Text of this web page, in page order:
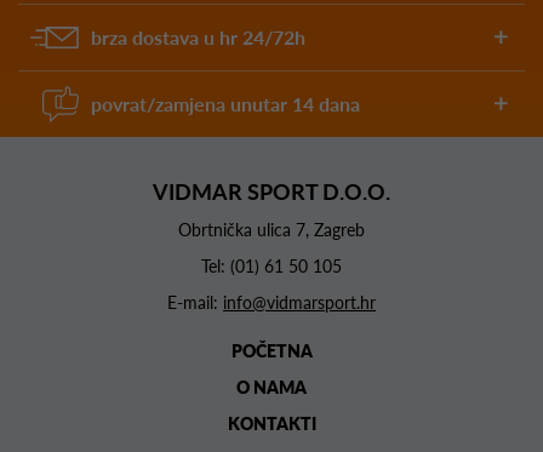
brza dostava u hr 24/72h
povrat/zamjena unutar 14 dana
VIDMAR SPORT D.O.O.
Obrtnička ulica 7, Zagreb
Tel: (01) 61 50 105
E-mail: info@vidmarsport.hr
POČETNA
O NAMA
KONTAKTI